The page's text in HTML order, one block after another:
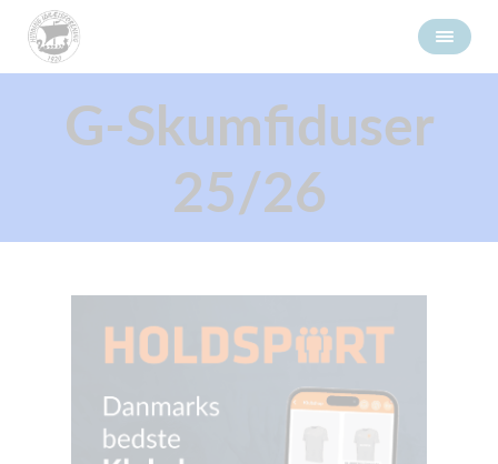
G-Skumfiduser
25/26